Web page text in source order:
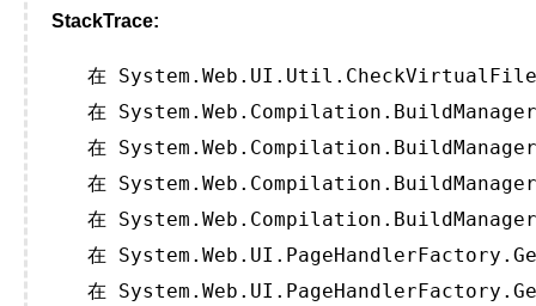
StackTrace:
在
在
在
在
在
在
在